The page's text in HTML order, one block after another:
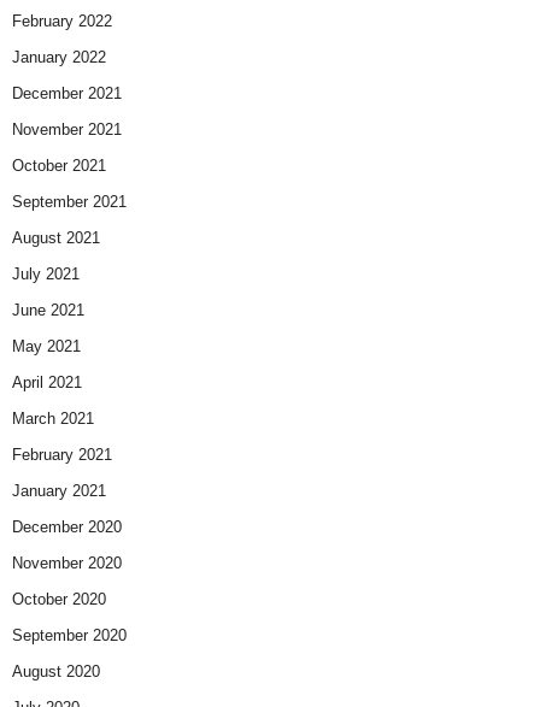
February 2022
January 2022
December 2021
November 2021
October 2021
September 2021
August 2021
July 2021
June 2021
May 2021
April 2021
March 2021
February 2021
January 2021
December 2020
November 2020
October 2020
September 2020
August 2020